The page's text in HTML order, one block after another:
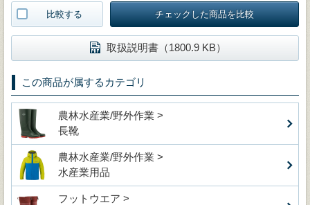
比較する チェックした商品を比較
取扱説明書（1800.9 KB）
この商品が属するカテゴリ
農林水産業/野外作業 >
長靴
農林水産業/野外作業 >
水産業用品
フットウエア >